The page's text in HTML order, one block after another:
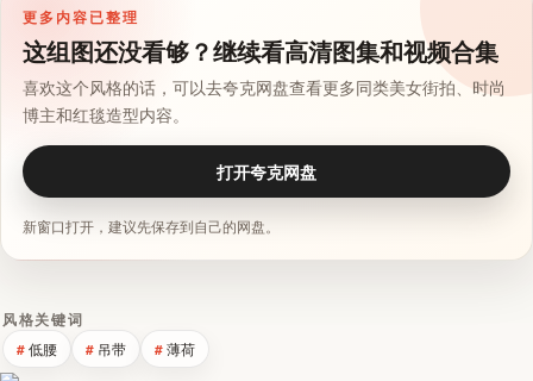
更多内容已整理
这组图还没看够？继续看高清图集和视频合集
喜欢这个风格的话，可以去夸克网盘查看更多同类美女街拍、时尚
博主和红毯造型内容。
打开夸克网盘
新窗口打开，建议先保存到自己的网盘。
风格关键词
低腰 吊带 薄荷